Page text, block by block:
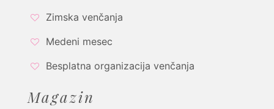
Zimska venčanja
Medeni mesec
Besplatna organizacija venčanja
Magazin